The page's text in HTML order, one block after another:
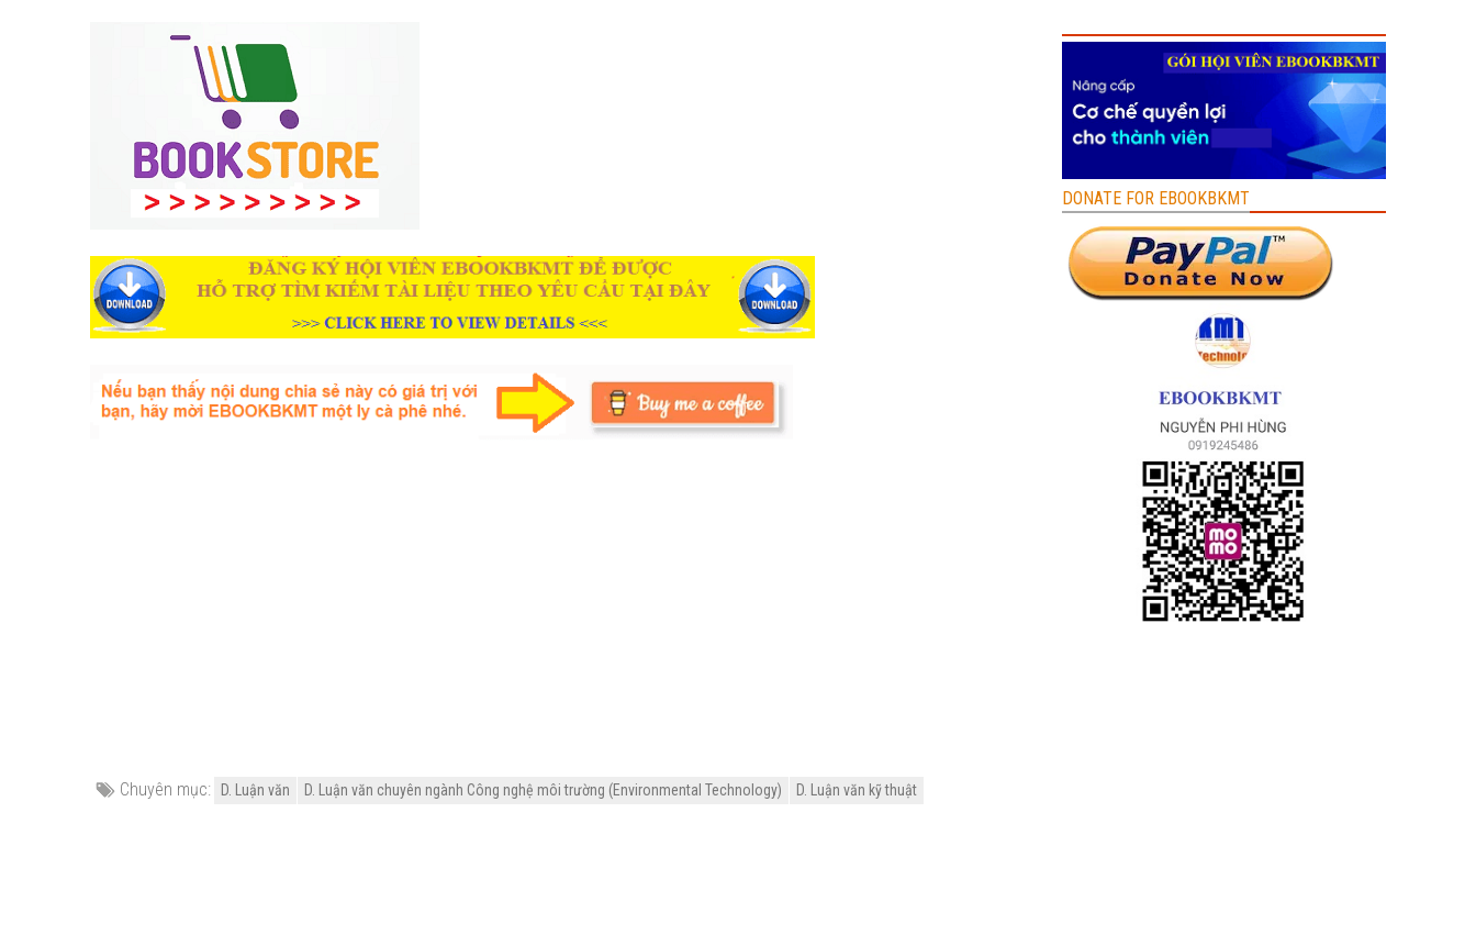
Chuyên mục: D. Luận văn D. Luận văn chuyên ngành Công nghệ môi trường (Environmental Technology) D. Luận văn kỹ thuật
DONATE FOR EBOOKBKMT